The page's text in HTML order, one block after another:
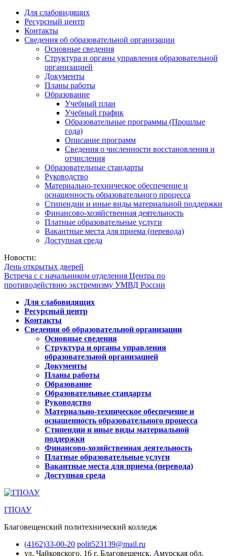
Для слабовидящих
Ресурсный центр
Контакты
Сведения об образовательной организации
Основные сведения
Структура и органы управления образовательной
организацией
Документы
Планы работы
Образование
Учебный план
Учебный график
Образовательные программы (Прошлые
года)
Описание программ
Сведения о численности восстановления и
отчисления
Образовательные стандарты
Руководство
Материально-техническое обеспечение и
оснащенность образовательного процесса
Стипендии и иные виды материальной поддержки
Финансово-хозяйственная деятельность
Платные образовательные услуги
Вакантные места для приема (перевода)
Доступная среда
Новости:
День открытых дверей
Встреча с с начальником отделения Центра по
противодействию экстремизму УМВД России
Для слабовидящих
Ресурсный центр
Контакты
Сведения об образовательной организации
Основные сведения
Структура и органы управления
образовательной организацией
Документы
Планы работы
Образование
Образовательные стандарты
Руководство
Материально-техническое обеспечение и
оснащенность образовательного процесса
Стипендии и иные виды материальной
поддержки
Финансово-хозяйственная деятельность
Платные образовательные услуги
Вакантные места для приема (перевода)
Доступная среда
ГПОАУ
Благовещенский политехнический колледж
(4162)33-00-20 polit523139@mail.ru
ул. Чайковского, 16 г. Благовещенск, Амурская обл.